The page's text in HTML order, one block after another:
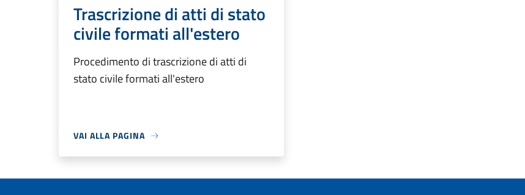
Trascrizione di atti di stato
civile formati all'estero
Procedimento di trascrizione di atti di
stato civile formati all'estero
VAI ALLA PAGINA